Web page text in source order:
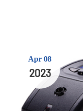
Apr 08
2023